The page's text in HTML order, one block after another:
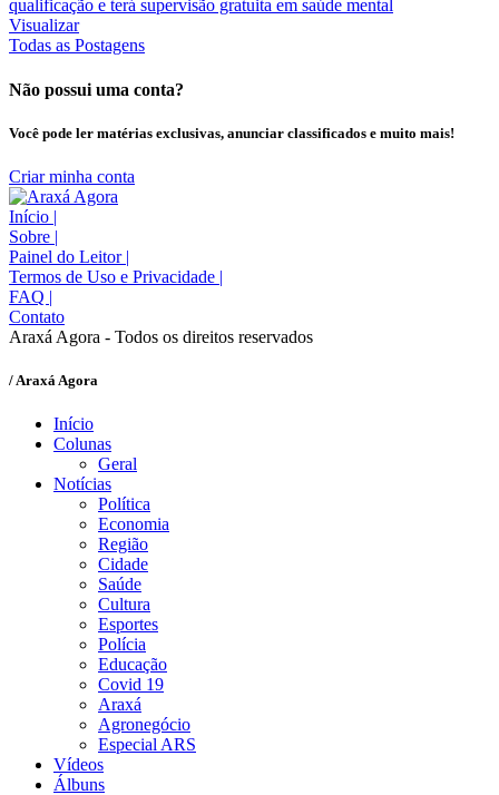
Visualizar
Todas as Postagens
Não possui uma conta?
Você pode ler matérias exclusivas, anunciar classificados e muito mais!
Criar minha conta
Início |
Sobre |
Painel do Leitor |
Termos de Uso e Privacidade |
FAQ |
Contato
Araxá Agora - Todos os direitos reservados
/ Araxá Agora
Início
Colunas
Geral
Notícias
Política
Economia
Região
Cidade
Saúde
Cultura
Esportes
Polícia
Educação
Covid 19
Araxá
Agronegócio
Especial ARS
Vídeos
Álbuns